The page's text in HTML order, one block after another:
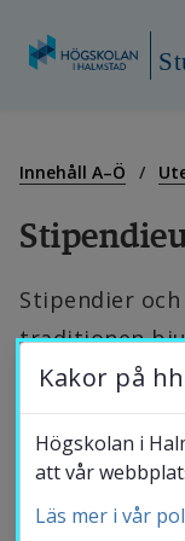
innehåll
Innehåll A–Ö
Stipendier
traditionen
vid särskilda
“Det
Min
Kakor på
Högskolan i
att vår
Läs mer i vår